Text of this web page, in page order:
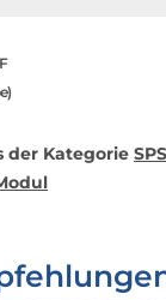
der Kategorie